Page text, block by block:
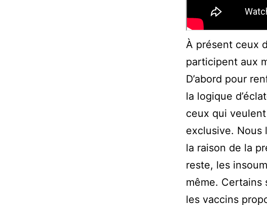
À présent ceux
participent aux
D’abord pour
la logique
ceux qui
exclusive. Nous
la raison de la
reste, les
même. Certains
les vaccins